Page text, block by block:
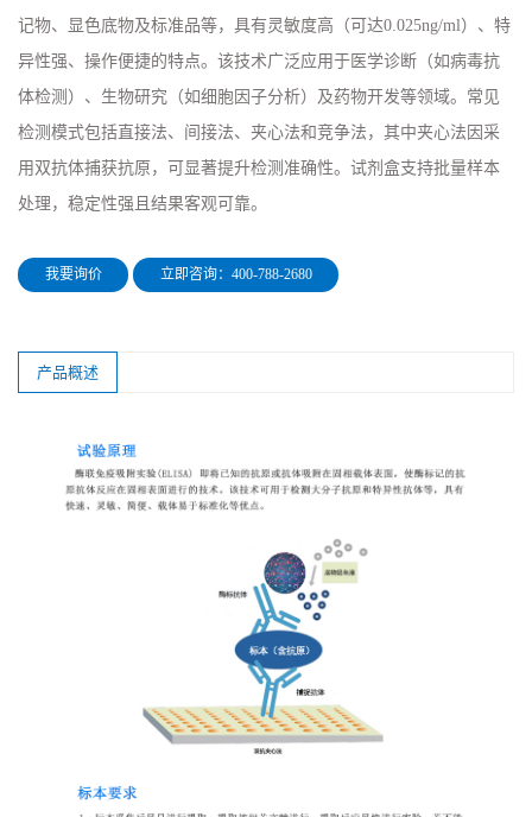
记物、显色底物及标准品等，具有灵敏度高（可达0.025ng/ml）、特
异性强、操作便捷的特点。该技术广泛应用于医学诊断（如病毒抗
体检测）、生物研究（如细胞因子分析）及药物开发等领域。常见
检测模式包括直接法、间接法、夹心法和竞争法，其中夹心法因采
用双抗体捕获抗原，可显著提升检测准确性。试剂盒支持批量样本
处理，稳定性强且结果客观可靠。
我要询价 立即咨询：400-788-2680
产品概述